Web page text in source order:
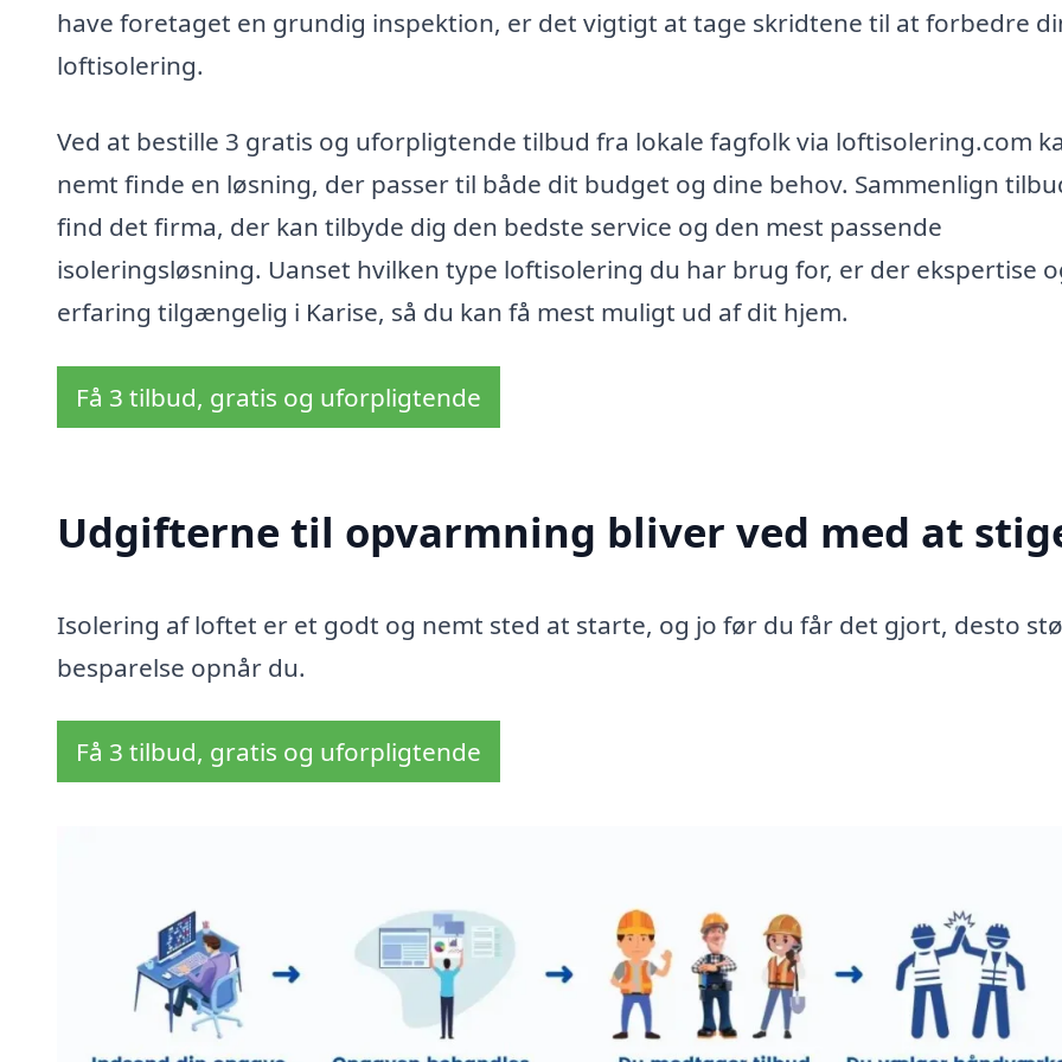
have foretaget en grundig inspektion, er det vigtigt at tage skridtene til at forbedre
loftisolering.
Ved at bestille 3 gratis og uforpligtende tilbud fra lokale fagfolk via loftisolering.com
nemt finde en løsning, der passer til både dit budget og dine behov. Sammenlign
find det firma, der kan tilbyde dig den bedste service og den mest passende
isoleringsløsning. Uanset hvilken type loftisolering du har brug for, er der ekspertise
erfaring tilgængelig i Karise, så du kan få mest muligt ud af dit hjem.
Få 3 tilbud, gratis og uforpligtende
Udgifterne til opvarmning bliver ved med at
Isolering af loftet er et godt og nemt sted at starte, og jo før du får det gjort, desto
besparelse opnår du.
Få 3 tilbud, gratis og uforpligtende